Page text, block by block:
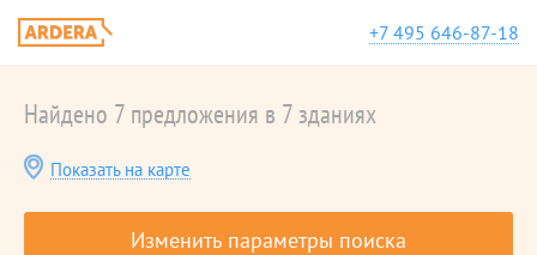
+7 495 646-87-18
Найдено 7 предложения в 7 зданиях
Показать на карте
Изменить параметры поиска